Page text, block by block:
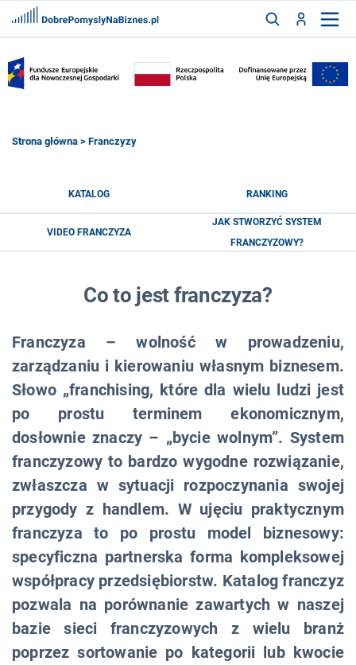
FRANCZYZY
Strona główna > Franczyzy
KATALOG RANKING
VIDEO FRANCZYZA
JAK STWORZYĆ SYSTEM
FRANCZYZOWY?
Co to jest franczyza?
Franczyza – wolność w prowadzeniu,
zarządzaniu i kierowaniu własnym biznesem.
Słowo „franchising, które dla wielu ludzi jest
po prostu terminem ekonomicznym,
dosłownie znaczy – „bycie wolnym”. System
franczyzowy to bardzo wygodne rozwiązanie,
zwłaszcza w sytuacji rozpoczynania swojej
przygody z handlem. W ujęciu praktycznym
franczyza to po prostu model biznesowy:
specyficzna partnerska forma kompleksowej
współpracy przedsiębiorstw. Katalog franczyz
pozwala na porównanie zawartych w naszej
bazie sieci franczyzowych z wielu branż
poprzez sortowanie po kategorii lub kwocie